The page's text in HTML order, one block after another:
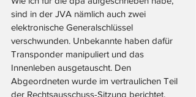
sind in der JVA nämlich auch zwei
elektronische Generalschlüssel
verschwunden. Unbekannte haben dafür
Transponder manipuliert und das
Innenleben ausgetauscht. Den
Abgeordneten wurde im vertraulichen Teil
der Rechtsausschuss-Sitzung berichtet,